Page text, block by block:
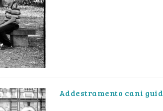
Addestramento cani